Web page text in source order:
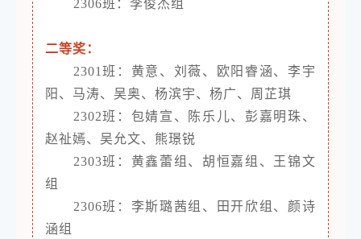
2306班：李俊杰组
二等奖：
2301班：黄意、刘薇、欧阳睿涵、李宇
阳、马涛、吴奥、杨滨宇、杨广、周芷琪
2302班：包婧宣、陈乐儿、彭嘉明珠、
赵祉嫣、吴允文、熊璟锐
2303班：黄鑫蕾组、胡恒嘉组、王锦文
组
2306班：李斯璐茜组、田开欣组、颜诗
涵组